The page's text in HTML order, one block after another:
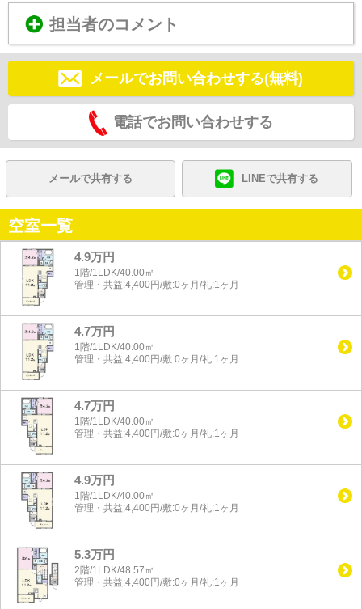
担当者のコメント
メールでお問い合わせする(無料)
電話でお問い合わせする
メールで共有する LINEで共有する
空室一覧
4.9万円
1階/1LDK/40.00㎡
管理・共益:4,400円/敷:0ヶ月/礼:1ヶ月
4.7万円
1階/1LDK/40.00㎡
管理・共益:4,400円/敷:0ヶ月/礼:1ヶ月
4.7万円
1階/1LDK/40.00㎡
管理・共益:4,400円/敷:0ヶ月/礼:1ヶ月
4.9万円
1階/1LDK/40.00㎡
管理・共益:4,400円/敷:0ヶ月/礼:1ヶ月
5.3万円
2階/1LDK/48.57㎡
管理・共益:4,400円/敷:0ヶ月/礼:1ヶ月